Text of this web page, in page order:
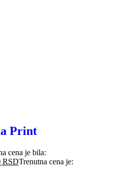
Print
cena je bila:
RSDTrenutna cena je: